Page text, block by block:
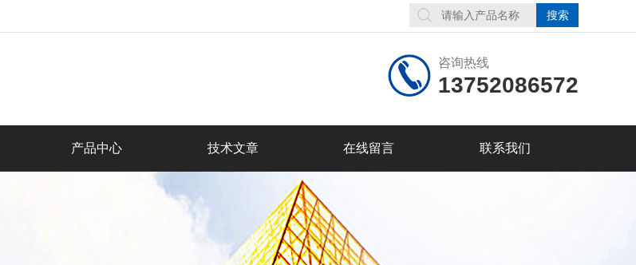
咨询热线
13752086572
产品中心 技术文章 在线留言 联系我们